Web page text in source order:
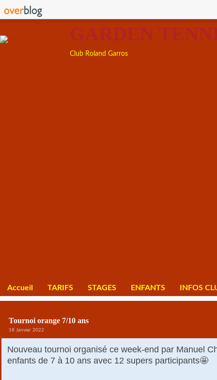
GARDEN
Club Roland Garros
Accueil TARIFS STAGES ENFANTS INFOS
Tournoi orange 7/10 ans
18 Janvier 2022
Nouveau tournoi organisé ce week-end par Manuel
enfants de 7 à 10 ans avec 12 supers participants🤩